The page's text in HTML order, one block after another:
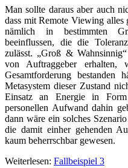
Man sollte daraus aber auch
dass mit Remote Viewing alles
nämlich in bestimmten
beeinflussen, die die
zulässt. „Groß &
von Auftraggeber erhalten,
Gesamtforderung bestanden
Metasystem dieser Zustand
Einsatz an Energie in
personellen Aufwand dahin
dann wäre ein solches
die damit einher gehenden
kaum beherrschbar gewesen.
Weiterlesen: Fallbeispiel 3